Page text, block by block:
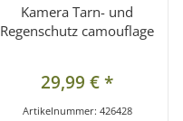
Kamera Tarn- und
Regenschutz camouflage
29,99 €*
Artikelnummer: 426428